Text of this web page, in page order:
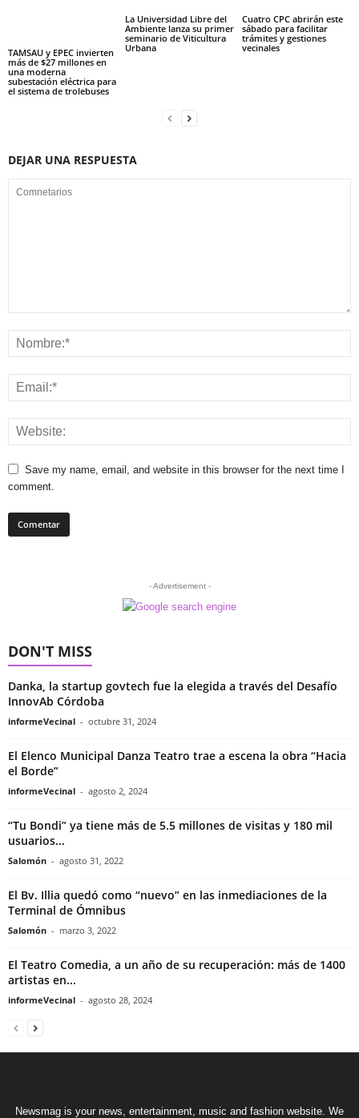
TAMSAU y EPEC invierten
más de $27 millones en
una moderna
subestación eléctrica para
el sistema de trolebuses
La Universidad Libre del
Ambiente lanza su primer
seminario de Viticultura
Urbana
Cuatro CPC abrirán este
sábado para facilitar
trámites y gestiones
vecinales
DEJAR UNA RESPUESTA
Save my name, email, and website in this browser for the next time I
comment.
- Advertisement -
DON'T MISS
Danka, la startup govtech fue la elegida a través del Desafío
InnovAb Córdoba
informeVecinal - octubre 31, 2024
El Elenco Municipal Danza Teatro trae a escena la obra “Hacia
el Borde”
informeVecinal - agosto 2, 2024
“Tu Bondi” ya tiene más de 5.5 millones de visitas y 180 mil
usuarios...
Salomón - agosto 31, 2022
El Bv. Illia quedó como “nuevo” en las inmediaciones de la
Terminal de Ómnibus
Salomón - marzo 3, 2022
El Teatro Comedia, a un año de su recuperación: más de 1400
artistas en...
informeVecinal - agosto 28, 2024
Newsmag is your news, entertainment, music and fashion website. We